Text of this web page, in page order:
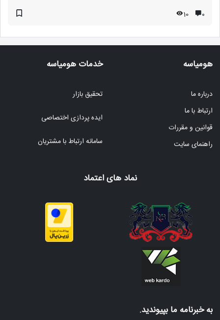
۰ 10
هومیاسه
درباره ما
ارتباط با ما
قوانین و مقررات
راهنمای سایت
خدمات هومیاسه
تحقیق بازار
ایده پردازی اختصاصی
سامانه ارتباط با مشتریان
نماد های اعتماد
به خبرنامه ما بپیوندید.